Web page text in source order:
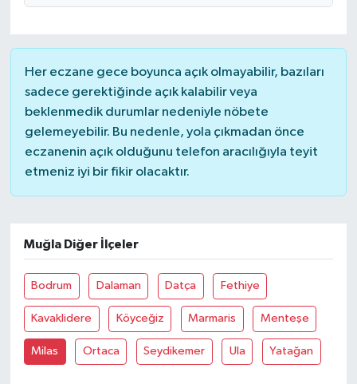
Her eczane gece boyunca açık olmayabilir, bazıları
sadece gerektiğinde açık kalabilir veya
beklenmedik durumlar nedeniyle nöbete
gelemeyebilir. Bu nedenle, yola çıkmadan önce
eczanenin açık olduğunu telefon aracılığıyla teyit
etmeniz iyi bir fikir olacaktır.
Muğla Diğer İlçeler
Bodrum Dalaman Datça Fethiye
Kavaklidere Köyceğiz Marmaris Menteşe
Milas Ortaca Seydikemer Ula Yatağan